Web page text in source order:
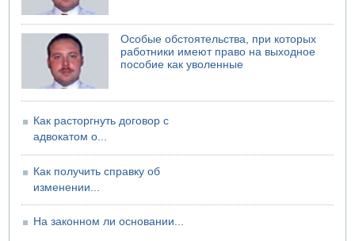
06.08.2026 12:06
США не будут давить на Израиль в вопросе Ливана
06.08.2026 11:41
Трое подростков ограбили сексшоп в Холоне
Особые обстоятельства, при которых
работники имеют право на выходное
пособие как уволенные
Как расторгнуть договор с
адвокатом о...
Как получить справку об
изменении...
На законном ли основании...